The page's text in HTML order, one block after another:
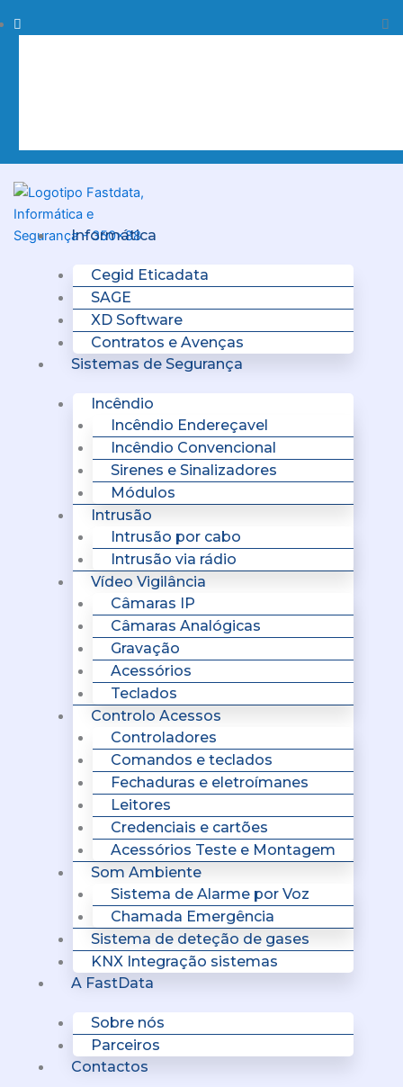
to
Procurar
Informática
Cegid Eticadata
SAGE
XD Software
Contratos e Avenças
Sistemas de Segurança
Incêndio
Incêndio Endereçavel
Incêndio Convencional
Sirenes e Sinalizadores
Módulos
Intrusão
Intrusão por cabo
Intrusão via rádio
Vídeo Vigilância
Câmaras IP
Câmaras Analógicas
Gravação
Acessórios
Teclados
Controlo Acessos
Controladores
Comandos e teclados
Fechaduras e eletroímanes
Leitores
Credenciais e cartões
Acessórios Teste e Montagem
Som Ambiente
Sistema de Alarme por Voz
Chamada Emergência
Sistema de deteção de gases
KNX Integração sistemas
A FastData
Sobre nós
Parceiros
Contactos
Menu